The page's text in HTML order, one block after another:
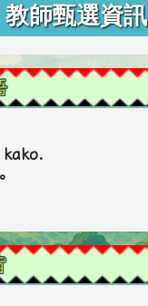
教師甄選資訊